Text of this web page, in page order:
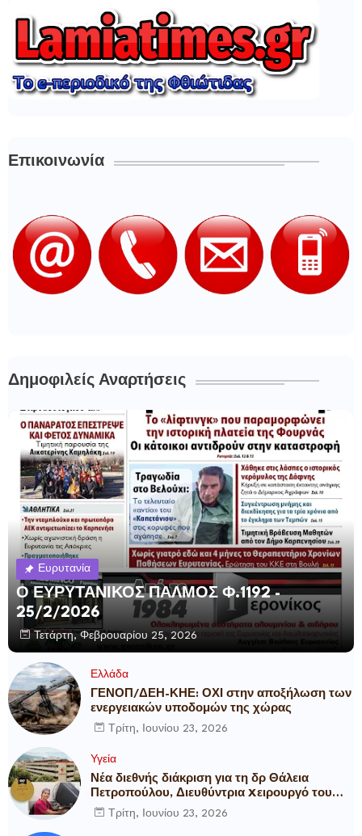
Επικοινωνία
Δημοφιλείς Αναρτήσεις
Ευρυτανία
Ο ΕΥΡΥΤΑΝΙΚΟΣ ΠΑΛΜΟΣ Φ.1192 -
25/2/2026
Τετάρτη, Φεβρουαρίου 25, 2026
Ελλάδα
ΓΕΝΟΠ/ΔΕΗ-ΚΗΕ: ΟΧΙ στην αποξήλωση των
ενεργειακών υποδομών της χώρας
Τρίτη, Ιουνίου 23, 2026
Υγεία
Νέα διεθνής διάκριση για τη δρ Θάλεια
Πετροπούλου, Διευθύντρια Xειρουργό του
Metropolitan General
Τρίτη, Ιουνίου 23, 2026